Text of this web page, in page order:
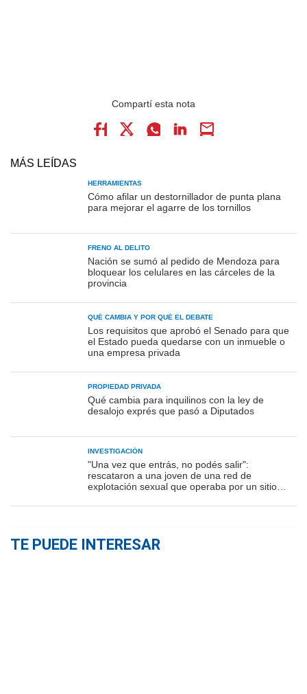
MÁS LEÍDAS
HERRAMIENTAS
Cómo afilar un destornillador de punta plana
para mejorar el agarre de los tornillos
FRENO AL DELITO
Nación se sumó al pedido de Mendoza para
bloquear los celulares en las cárceles de la
provincia
QUÉ CAMBIA Y POR QUÉ EL DEBATE
Los requisitos que aprobó el Senado para que
el Estado pueda quedarse con un inmueble o
una empresa privada
PROPIEDAD PRIVADA
Qué cambia para inquilinos con la ley de
desalojo exprés que pasó a Diputados
INVESTIGACIÓN
"Una vez que entrás, no podés salir":
rescataron a una joven de una red de
explotación sexual que operaba por un sitio
TE PUEDE INTERESAR